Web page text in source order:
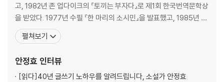
고, 1982년 존 업다이크의 『토끼는 부자다』로 제1회 한국번역문학상
을 받았다. 1977년 수필 『한 마리의 소시민』을 발표했고, 1985년 장
편소설 『하얀 전쟁』으로 등단해, 『할리우드 키드의 생애』, 『가을바다
사람들』, 『은마는 오지 않는다』 등을 선보였다. 영문판 『하얀 전쟁』과
도서로 선정됐고, 그
펼쳐보기
안정효 인터뷰
[읽다]40년 글쓰기 노하우를 알려드립니다, 소설가 안정효